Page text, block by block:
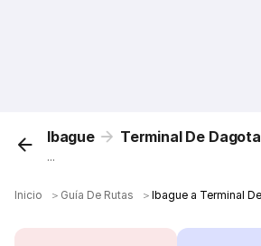
Ibague Terminal De Dagota
...
Inicio ＞ Guía De Rutas ＞Ibague a Terminal